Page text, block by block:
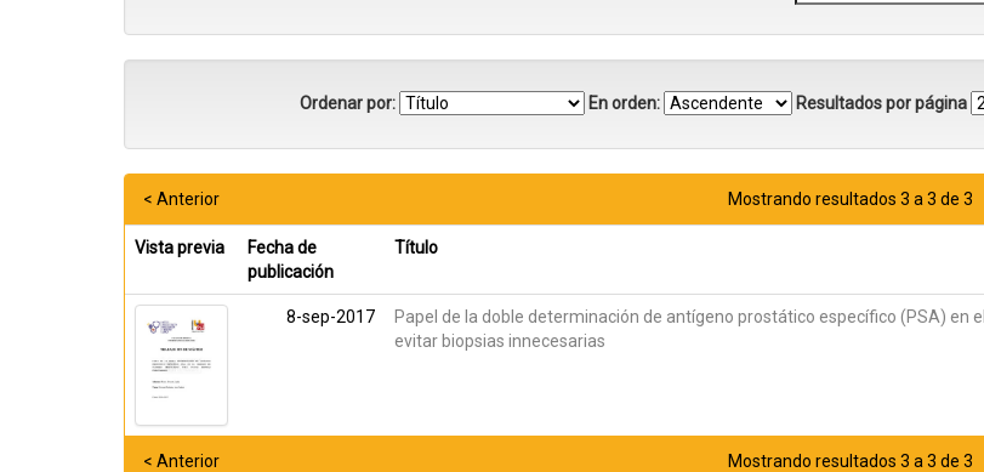
Ordenar por: En orden: Resultados por página
Mostrando resultados 3 a 3 de 3
< Anterior
Vista previa
Fecha de
publicación
Título
8-sep-2017
Papel de la doble determinación de antígeno prostático específico (PSA) en
evitar biopsias innecesarias
Mostrando resultados 3 a 3 de 3
< Anterior